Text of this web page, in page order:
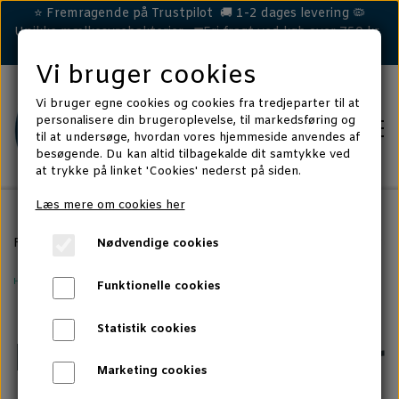
⭐ Fremragende på Trustpilot 🚚 1-2 dages levering 🦠
Unikke mælkesyrebakterier 🚛Fri fragt ved køb over 750 kr.
HEST
HUND
DÅRLIG MAVE
HUD & POTER
KAT
CELLA TEST - KAT
Forside Artikler, forskningsviden og tips
Hund
Mælkesyrebakterier
Vi bruger cookies
Vi bruger egne cookies og cookies fra tredjeparter til at
personalisere din brugeroplevelse, til markedsføring og
til at undersøge, hvordan vores hjemmeside anvendes af
besøgende. Du kan altid tilbagekalde dit samtykke ved
at trykke på linket 'Cookies' nederst på siden.
Læs mere om cookies her
Nødvendige cookies
Funktionelle cookies
Statistik cookies
Marketing cookies